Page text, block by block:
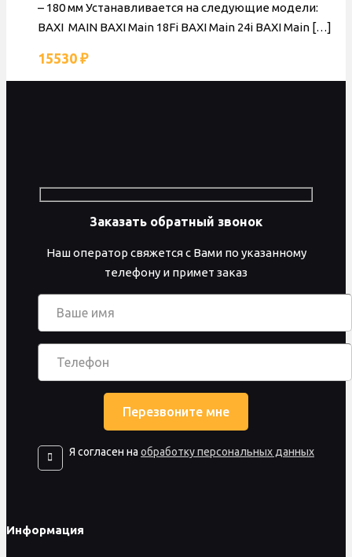
– 180 мм Устанавливается на следующие модели:
BAXI MAIN BAXI Main 18Fi BAXI Main 24i BAXI Main […]
15530 ₽
Заказать обратный звонок
Наш оператор свяжется с Вами по указанному
телефону и примет заказ
Я согласен на обработку персональных данных
Информация